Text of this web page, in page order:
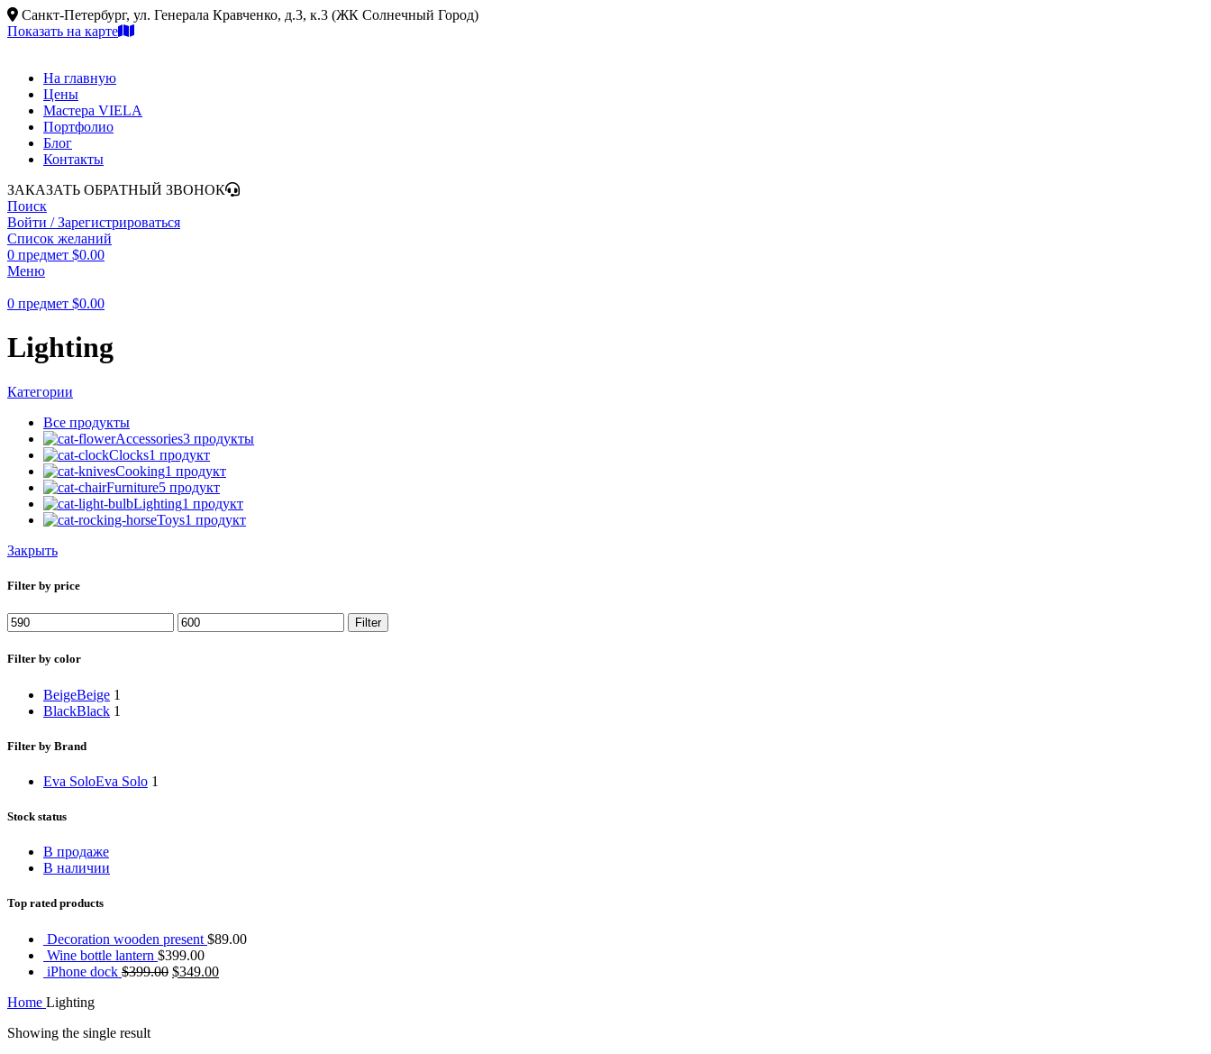
Санкт-Петербург, ул. Генерала Кравченко, д.3, к.3 (ЖК Солнечный Город)
Показать на карте
На главную
Цены
Мастера VIELA
Портфолио
Блог
Контакты
ЗАКАЗАТЬ ОБРАТНЫЙ ЗВОНОК
Поиск
Войти / Зарегистрироваться
Список желаний
0 предмет $0.00
Меню
0 предмет $0.00
Lighting
Категории
Все продукты
Accessories3 продукты
Clocks1 продукт
Cooking1 продукт
Furniture5 продукт
Lighting1 продукт
Toys1 продукт
Закрыть
Filter by price
Min
price
Max
price
Filter
Filter by color
BeigeBeige 1
BlackBlack 1
Filter by Brand
Eva SoloEva Solo 1
Stock status
В продаже
В наличии
Top rated products
Decoration wooden present $89.00
Wine bottle lantern $399.00
iPhone dock $399.00 $349.00
Home Lighting
Showing the single result